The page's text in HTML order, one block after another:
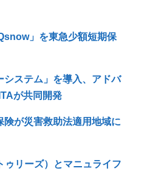
」を東急少額短期保
システム」を導入、アドバ
が共同開発
険が災害救助法適用地域に
リーズ）とマニュライフ